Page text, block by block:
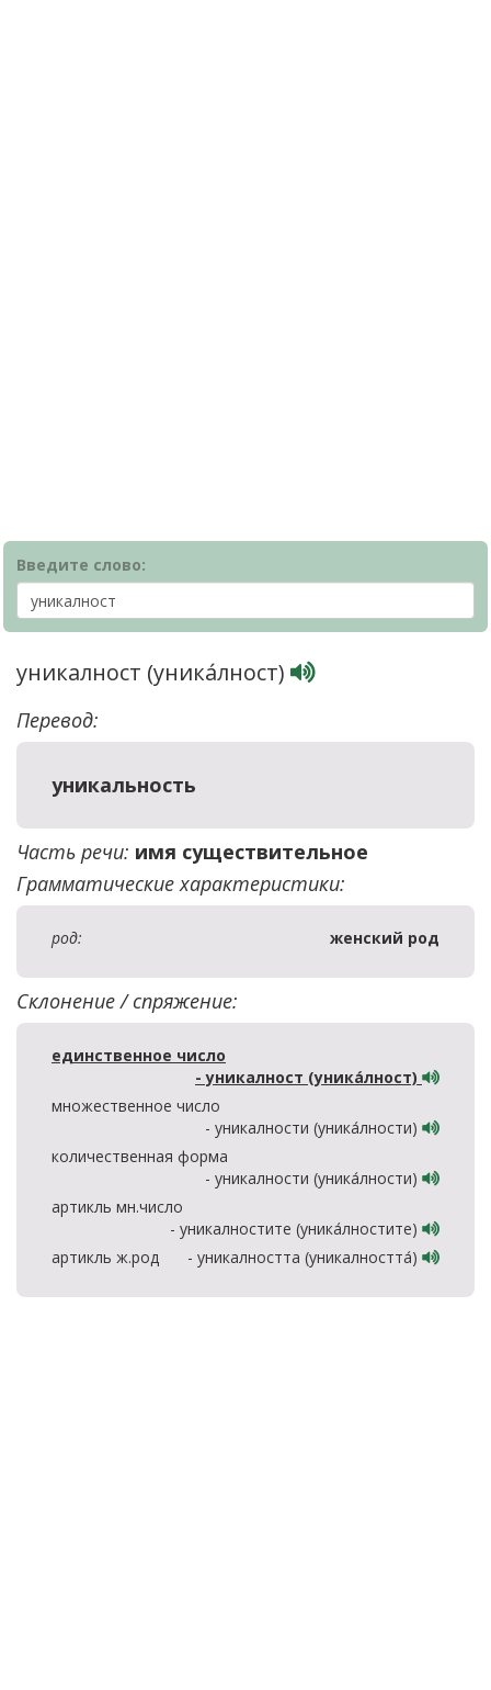
Введите слово:
уникалност (уника́лност)
Перевод:
уникальность
Часть речи: имя существительное
Грамматические характеристики:
род: женский род
Склонение / спряжение:
единственное число
- уникалност (уника́лност)
множественное число
- уникалности (уника́лности)
количественная форма
- уникалности (уника́лности)
артикль мн.число
- уникалностите (уника́лностите)
артикль ж.род
- уникалността (уникалността́)